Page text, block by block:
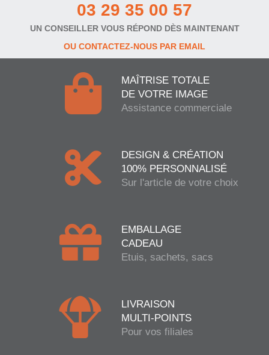
03 29 35 00 57
UN CONSEILLER VOUS RÉPOND DÈS MAINTENANT
OU CONTACTEZ-NOUS PAR EMAIL
MAÎTRISE TOTALE
DE VOTRE IMAGE
Assistance commerciale
DESIGN & CRÉATION
100% PERSONNALISÉ
Sur l'article de votre choix
EMBALLAGE
CADEAU
Etuis, sachets, sacs
LIVRAISON
MULTI-POINTS
Pour vos filiales